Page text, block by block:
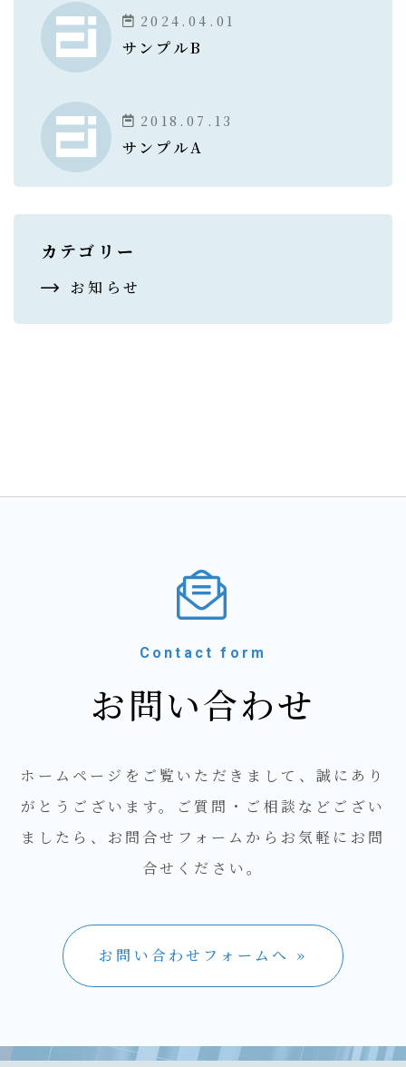
2024.04.01
サンプルB
2018.07.13
サンプルA
カテゴリー
お知らせ
Contact form
お問い合わせ
ホームページをご覧いただきまして、誠にあり
がとうございます。ご質問・ご相談などござい
ましたら、お問合せフォームからお気軽にお問
合せください。
お問い合わせフォームへ »